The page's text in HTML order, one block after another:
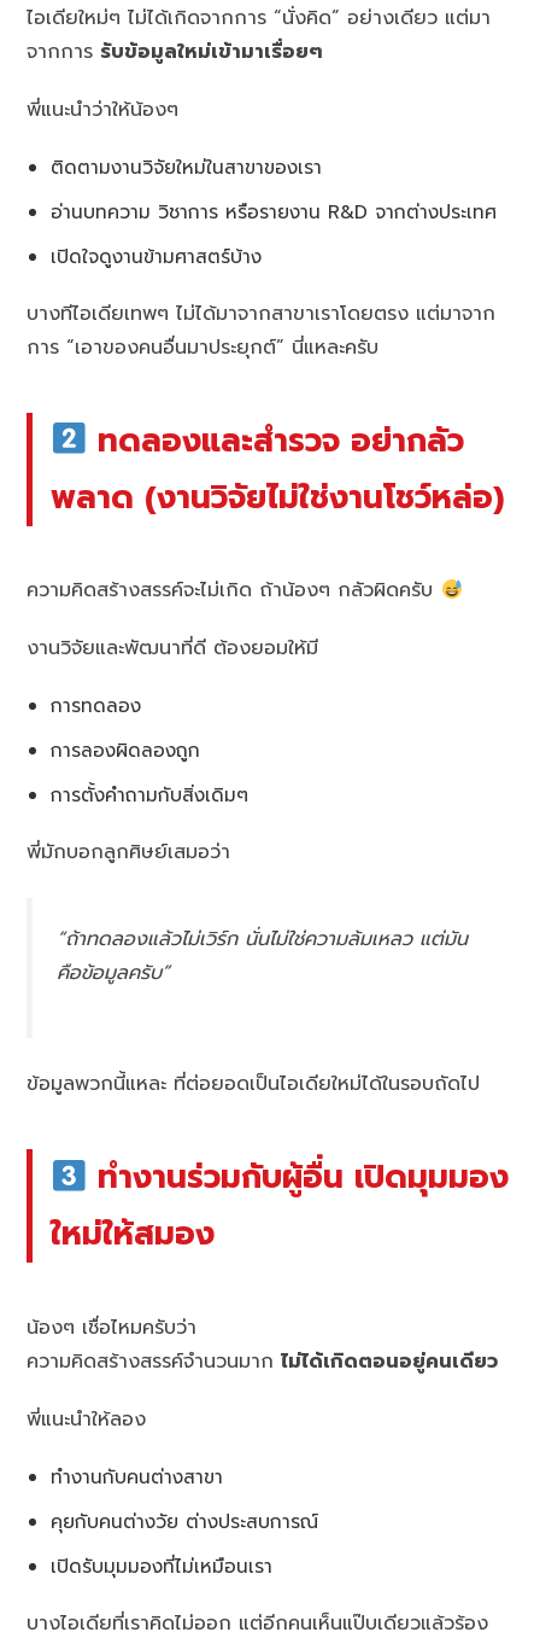
ไอเดียใหม่ๆ ไม่ได้เกิดจากการ “นั่งคิด” อย่างเดียว แต่มา
จากการ รับข้อมูลใหม่เข้ามาเรื่อยๆ
พี่แนะนำว่าให้น้องๆ
ติดตามงานวิจัยใหม่ในสาขาของเรา
อ่านบทความ วิชาการ หรือรายงาน R&D จากต่างประเทศ
เปิดใจดูงานข้ามศาสตร์บ้าง
บางทีไอเดียเทพๆ ไม่ได้มาจากสาขาเราโดยตรง แต่มาจาก
การ “เอาของคนอื่นมาประยุกต์” นี่แหละครับ
ทดลองและสำรวจ อย่ากลัว
พลาด (งานวิจัยไม่ใช่งานโชว์หล่อ)
ความคิดสร้างสรรค์จะไม่เกิด ถ้าน้องๆ กลัวผิดครับ
งานวิจัยและพัฒนาที่ดี ต้องยอมให้มี
การทดลอง
การลองผิดลองถูก
การตั้งคำถามกับสิ่งเดิมๆ
พี่มักบอกลูกศิษย์เสมอว่า
“ถ้าทดลองแล้วไม่เวิร์ก นั่นไม่ใช่ความล้มเหลว แต่มัน
คือข้อมูลครับ”
ข้อมูลพวกนี้แหละ ที่ต่อยอดเป็นไอเดียใหม่ได้ในรอบถัดไป
ทำงานร่วมกับผู้อื่น เปิดมุมมอง
ใหม่ให้สมอง
น้องๆ เชื่อไหมครับว่า
ความคิดสร้างสรรค์จำนวนมากไม่ได้เกิดตอนอยู่คนเดียว
พี่แนะนำให้ลอง
ทำงานกับคนต่างสาขา
คุยกับคนต่างวัย ต่างประสบการณ์
เปิดรับมุมมองที่ไม่เหมือนเรา
บางไอเดียที่เราคิดไม่ออก แต่อีกคนเห็นแป๊บเดียวแล้วร้อง